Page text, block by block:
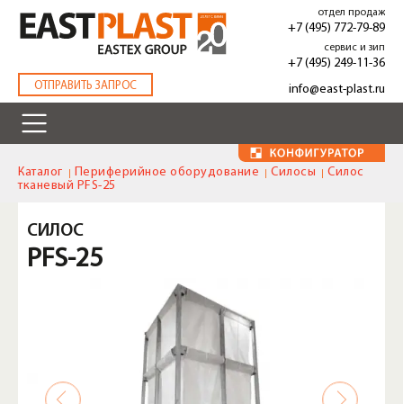
основному
содержанию
ОТПРАВИТЬ ЗАПРОС
отдел продаж
+7 (495) 772-79-89
сервис и зип
+7 (495) 249-11-36
info@east-plast.ru
Каталог Периферийное оборудование Силосы
Силос
тканевый PFS-25
СИЛОС
PFS-25